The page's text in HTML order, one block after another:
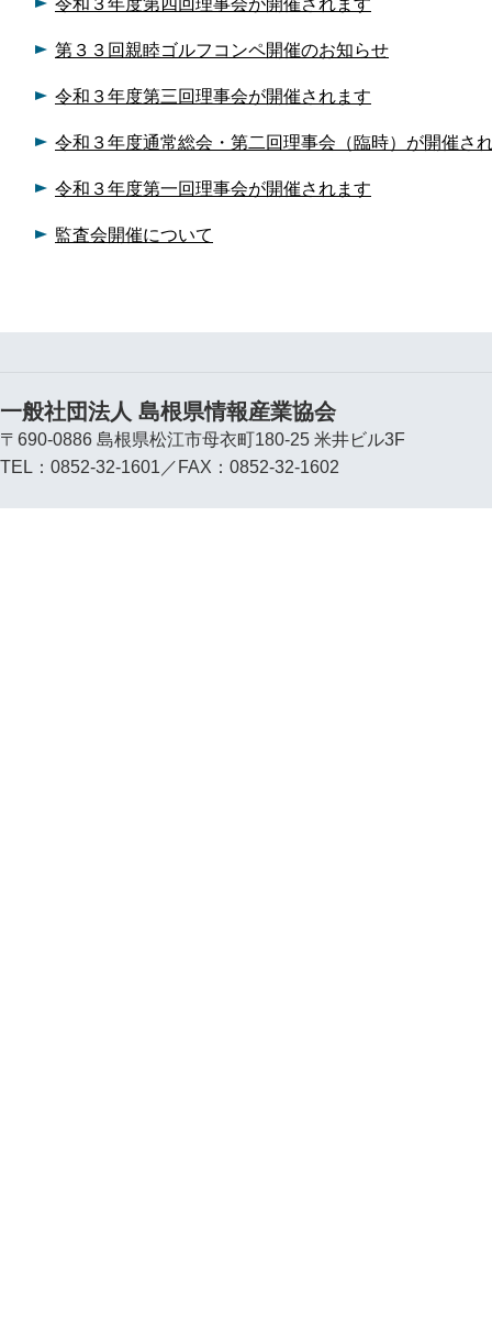
令和３年度第四回理事会が開催されます
第３３回親睦ゴルフコンペ開催のお知らせ
令和３年度第三回理事会が開催されます
令和３年度通常総会・第二回理事会（臨時）が開催さ
令和３年度第一回理事会が開催されます
監査会開催について
一般社団法人 島根県情報産業協会
〒690-0886 島根県松江市母衣町180-25 米井ビル3F
TEL：0852-32-1601／FAX：0852-32-1602